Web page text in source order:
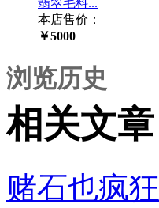
本店售价：
￥5000
浏览历史
相关文章
赌石也疯狂